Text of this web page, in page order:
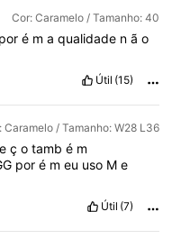
Cor: Caramelo / Tamanho: 40
por é m a qualidade n ã o
Útil (15)
Caramelo / Tamanho: W28 L36
ç o tamb é m
poré meu uso Me
Útil (7)